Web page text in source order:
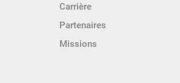
Carrière
Partenaires
Missions